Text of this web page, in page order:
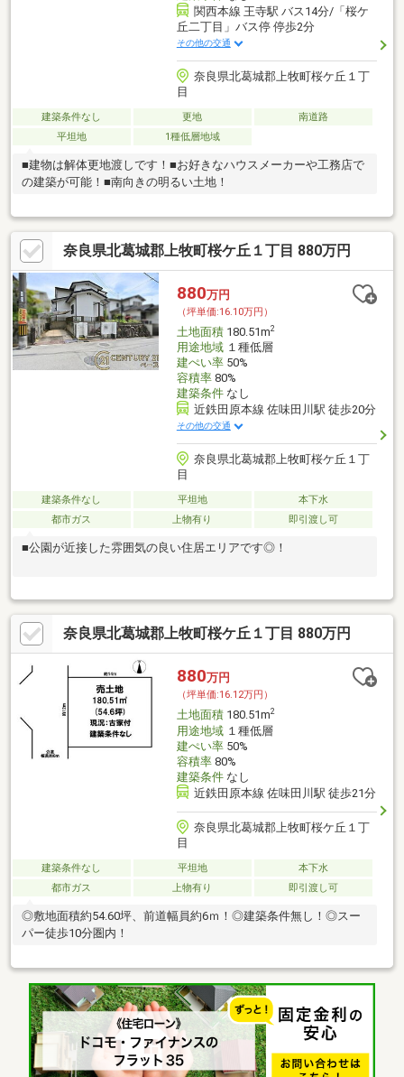
関西本線 王寺駅 バス14分/「桜ケ
丘二丁目」バス停 停歩2分
その他の交通
奈良県北葛城郡上牧町桜ケ丘１丁
目
建築条件なし 更地
南道路
平坦地
1種低層地域
■建物は解体更地渡しです！■お好きなハウスメーカーや工務店で
の建築が可能！■南向きの明るい土地！
奈良県北葛城郡上牧町桜ケ丘１丁目 880万円
880万円
（坪単価:16.10万円）
土地面積180.51m2
用途地域１種低層
建ぺい率50%
容積率80%
建築条件なし
近鉄田原本線 佐味田川駅 徒歩20分
その他の交通
奈良県北葛城郡上牧町桜ケ丘１丁
目
建築条件なし 平坦地
本下水
都市ガス
上物有り 即引渡し可
■公園が近接した雰囲気の良い住居エリアです◎！
奈良県北葛城郡上牧町桜ケ丘１丁目 880万円
880万円
（坪単価:16.12万円）
土地面積180.51m2
用途地域１種低層
建ぺい率50%
容積率80%
建築条件なし
近鉄田原本線 佐味田川駅 徒歩21分
奈良県北葛城郡上牧町桜ケ丘１丁
目
建築条件なし 平坦地
本下水
都市ガス
上物有り 即引渡し可
◎敷地面積約54.60坪、前道幅員約6ｍ！◎建築条件無し！◎スー
パー徒歩10分圏内！